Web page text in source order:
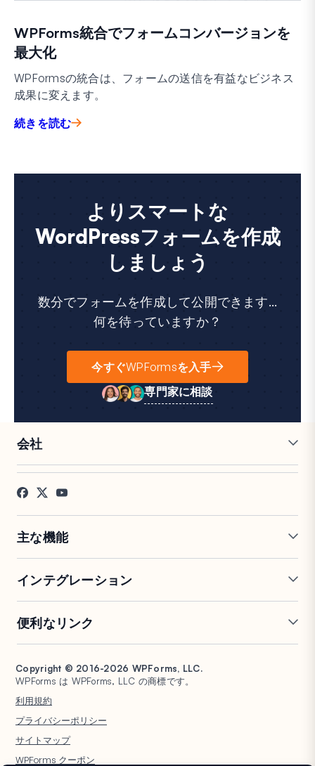
WPForms統合でフォームコンバージョンを
最大化
WPFormsの統合は、フォームの送信を有益なビジネス
成果に変えます。
続きを読む
よりスマートな
WordPressフォームを作成
しましょう
数分でフォームを作成して公開できます...
何を待っていますか？
今すぐWPFormsを入手
専門家に相談
会社
採用情報
お客様の声
プレス
アフィリエイト
主な機能
条件付きロジック
会話型フォーム
フォームランディングページ
エントリー管理
フォーム放棄
フォーム通知
ファイルアップロード
計算フォーム
ジオロケーションフォーム
PDF生成
署名フォーム
スパム保護
アンケートと投票
インテグレーション
Google Sheets
Salesforce
HubSpot
Google ドライブ
Stripe
PayPal
Square
便利なリンク
ドキュメント
プランと料金
WordPress ホスティング
WPBeginner
WPConsent
Universally
Copyright © 2016-2026 WPForms, LLC.
WPForms は WPForms, LLC の商標です。
利用規約
プライバシーポリシー
サイトマップ
WPForms クーポン